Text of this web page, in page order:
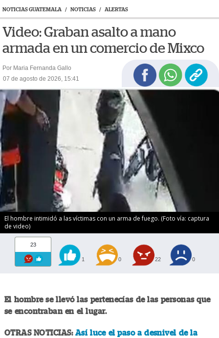
NOTICIAS GUATEMALA / NOTICIAS / ALERTAS
Video: Graban asalto a mano
armada en un comercio de Mixco
Por Maria Fernanda Gallo
07 de agosto de 2026, 15:41
El hombre intimidó a las víctimas con un arma de fuego. (Foto vía: captura
de video)
23
1 0 22 0
El hombre se llevó las pertenecías de las personas que
se encontraban en el lugar.
OTRAS NOTICIAS: Así luce el paso a desnivel de la